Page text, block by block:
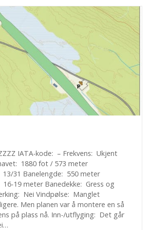
IATA-kode: – Frekvens: Ukjent
1880 fot / 573 meter
13/31 Banelengde: 550 meter
19 meter Banedekke: Gress og
Nei Vindpølse: Manglet
Men planen var å montere en så
på plass nå. Inn-/utflyging: Det går